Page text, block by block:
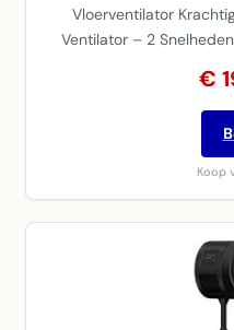
Vloerventilator
Ventilator – 2
€
Koop